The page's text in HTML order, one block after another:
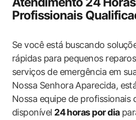
Profissionais
Se você está buscando
rápidas para pequenos
serviços de emergência em
Nossa Senhora Aparecida,
Nossa equipe de profissionais
disponível 24 horas por dia